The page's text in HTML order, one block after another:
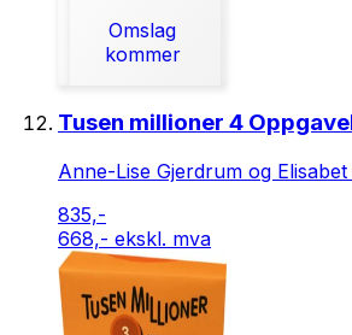
Omslag
kommer
Tusen millioner 4
Anne-Lise Gjerdrum og
835,-
668,- ekskl. mva